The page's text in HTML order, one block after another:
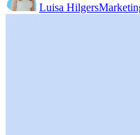
Luisa Hilgers